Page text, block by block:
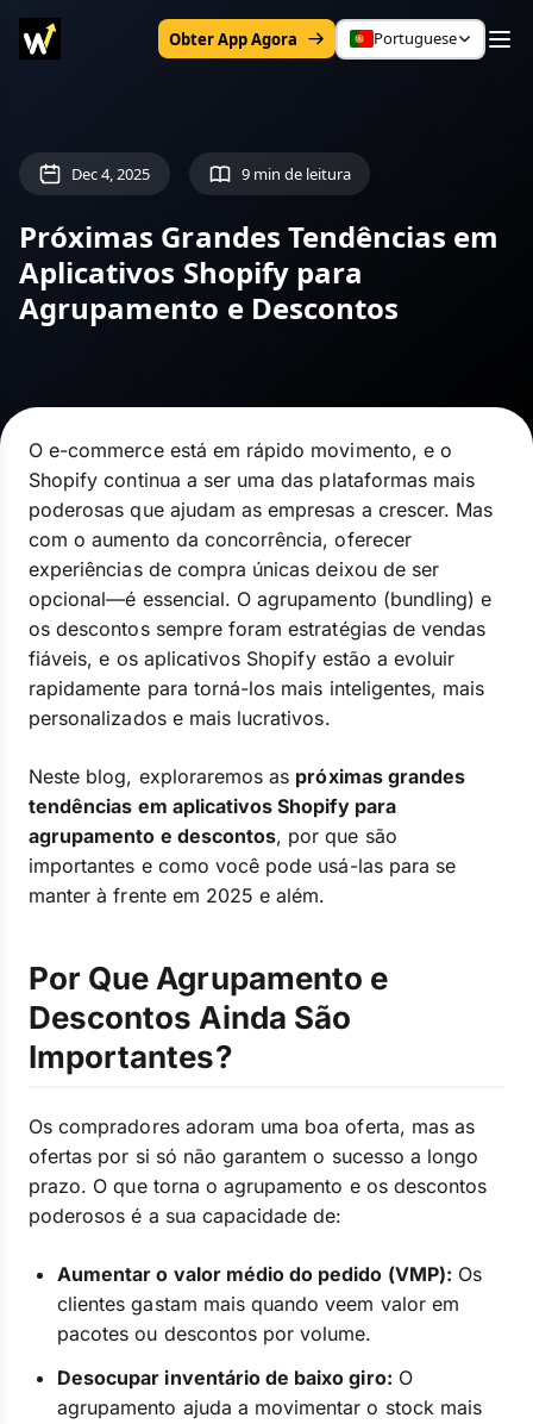
Obter App Agora Portuguese
Dec 4, 2025 9 min de leitura
Próximas Grandes Tendências em
Aplicativos Shopify para
Agrupamento e Descontos
O e-commerce está em rápido movimento, e o
Shopify continua a ser uma das plataformas mais
poderosas que ajudam as empresas a crescer. Mas
com o aumento da concorrência, oferecer
experiências de compra únicas deixou de ser
opcional—é essencial. O agrupamento (bundling) e
os descontos sempre foram estratégias de vendas
fiáveis, e os aplicativos Shopify estão a evoluir
rapidamente para torná-los mais inteligentes, mais
personalizados e mais lucrativos.
Neste blog, exploraremos as próximas grandes
tendências em aplicativos Shopify para
agrupamento e descontos, por que são
importantes e como você pode usá-las para se
manter à frente em 2025 e além.
Por Que Agrupamento e
Descontos Ainda São
Importantes?
Os compradores adoram uma boa oferta, mas as
ofertas por si só não garantem o sucesso a longo
prazo. O que torna o agrupamento e os descontos
poderosos é a sua capacidade de:
Aumentar o valor médio do pedido (VMP): Os
clientes gastam mais quando veem valor em
pacotes ou descontos por volume.
Desocupar inventário de baixo giro: O
agrupamento ajuda a movimentar o stock mais